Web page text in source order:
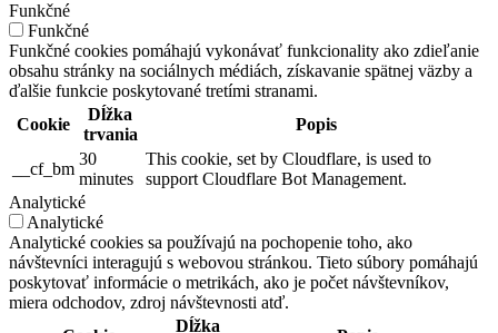
Funkčné
Funkčné
Funkčné cookies pomáhajú vykonávať funkcionality ako zdieľanie
obsahu stránky na sociálnych médiách, získavanie spätnej väzby a
ďalšie funkcie poskytované tretími stranami.
Cookie
Dĺžka
trvania
Popis
__cf_bm
30
minutes
This cookie, set by Cloudflare, is used to
support Cloudflare Bot Management.
Analytické
Analytické
Analytické cookies sa používajú na pochopenie toho, ako
návštevníci interagujú s webovou stránkou. Tieto súbory pomáhajú
poskytovať informácie o metrikách, ako je počet návštevníkov,
miera odchodov, zdroj návštevnosti atď.
Dĺžka